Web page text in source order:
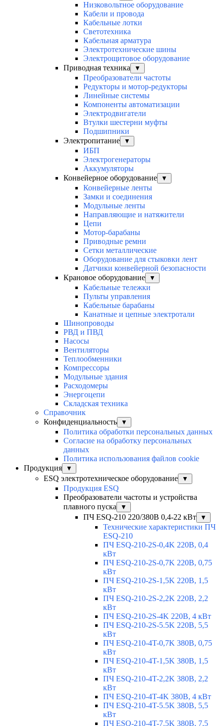
Низковольтное оборудование
Кабели и провода
Кабельные лотки
Светотехника
Кабельная арматура
Электротехнические шины
Электрощитовое оборудование
Приводная техника
▼
Преобразователи частоты
Редукторы и мотор-редукторы
Линейные системы
Компоненты автоматизации
Электродвигатели
Втулки шестерни муфты
Подшипники
Электропитание
▼
ИБП
Электрогенераторы
Аккумуляторы
Конвейерное оборудование
▼
Конвейерные ленты
Замки и соединения
Модульные ленты
Направляющие и натяжители
Цепи
Мотор-барабаны
Приводные ремни
Сетки металлические
Оборудование для стыковки лент
Датчики конвейерной безопасности
Крановое оборудование
▼
Кабельные тележки
Пульты управления
Кабельные барабаны
Канатные и цепные электротали
Шинопроводы
РВД и ПВД
Насосы
Вентиляторы
Теплообменники
Компрессоры
Модульные здания
Расходомеры
Энергоцепи
Складская техника
Справочник
Конфиденциальность
▼
Политика обработки персональных данных
Согласие на обработку персональных
данных
Политика использования файлов cookie
Продукция
▼
ESQ электротехническое оборудование ▼
Продукция ESQ
Преобразователи частоты и устройства
плавного пуска
▼
ПЧ ESQ-210 220/380В 0,4-22 кВт ▼
Технические характеристики ПЧ
ESQ-210
ПЧ ESQ-210-2S-0,4K 220В, 0,4
кВт
ПЧ ESQ-210-2S-0,7K 220В, 0,75
кВт
ПЧ ESQ-210-2S-1,5K 220В, 1,5
кВт
ПЧ ESQ-210-2S-2,2K 220В, 2,2
кВт
ПЧ ESQ-210-2S-4K 220В, 4 кВт
ПЧ ESQ-210-2S-5.5K 220В, 5,5
кВт
ПЧ ESQ-210-4T-0,7K 380В, 0,75
кВт
ПЧ ESQ-210-4T-1,5K 380В, 1,5
кВт
ПЧ ESQ-210-4T-2,2K 380В, 2,2
кВт
ПЧ ESQ-210-4T-4K 380В, 4 кВт
ПЧ ESQ-210-4T-5.5K 380В, 5,5
кВт
ПЧ ESQ-210-4T-7.5K 380В, 7,5